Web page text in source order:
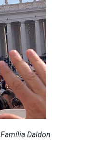
Daldon